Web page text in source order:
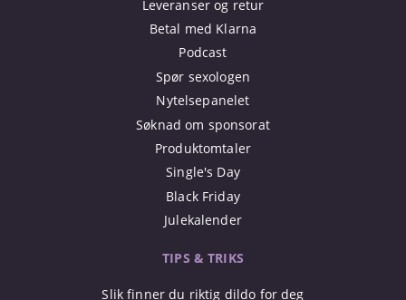
Leveranser og retur
Betal med Klarna
Podcast
Spør sexologen
Nytelsepanelet
Søknad om sponsorat
Produktomtaler
Single's Day
Black Friday
Julekalender
TIPS & TRIKS
Slik finner du riktig dildo for deg